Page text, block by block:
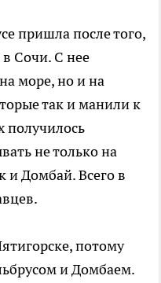
пришла после того,
Сочи. С нее
море, но и на
так и манили к
получилось
не только на
и Домбай. Всего в
потому
и Домбаем.